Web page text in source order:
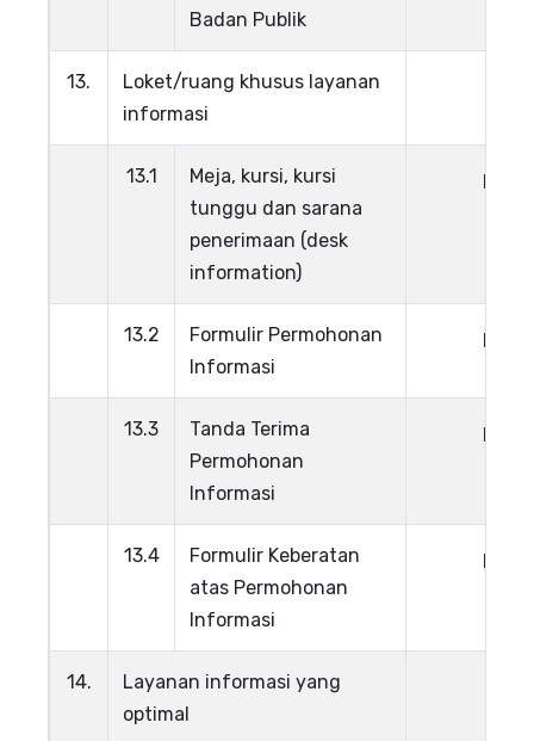
Badan Publik
13.
Loket/ruang khusus layanan
informasi
13.1
Meja, kursi, kursi
tunggu dan sarana
penerimaan (desk
information)
Lihat
13.2
Formulir Permohonan
Informasi
Lihat
13.3
Tanda Terima
Permohonan
Informasi
Lihat
13.4
Formulir Keberatan
atas Permohonan
Informasi
Lihat
14.
Layanan informasi yang
optimal